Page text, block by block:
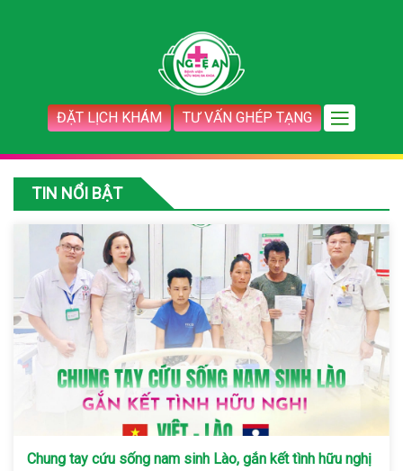
ĐẶT LỊCH KHÁM TƯ VẤN GHÉP TẠNG
TIN NỔI BẬT
Chung tay cứu sống nam sinh Lào, gắn kết tình hữu nghị